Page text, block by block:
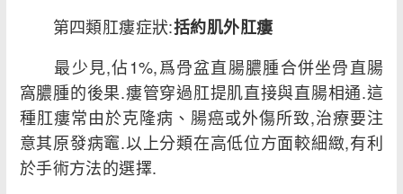
第四類肛瘻症狀:括約肌外肛瘻
最少見,佔1%,爲骨盆直腸膿腫合併坐骨直腸
窩膿腫的後果.瘻管穿過肛提肌直接與直腸相通.這
種肛瘻常由於克隆病、腸癌或外傷所致,治療要注
意其原發病竈.以上分類在高低位方面較細緻,有利
於手術方法的選擇.